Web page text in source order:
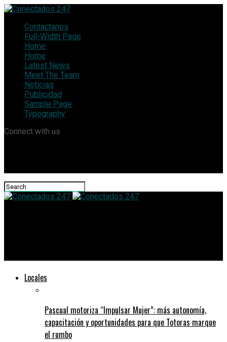
Contactanos
Full-Width Page
Home
Home
Latest News
Meet The Team
Noticias
Publicidad
Sample Page
Typography
Connect with us
Locales
Pascual motoriza “Impulsar Mujer”: más autonomía,
capacitación y oportunidades para que Totoras marque
el rumbo